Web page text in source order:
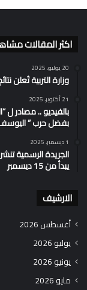
اكثر المقالات
20 يوليو، 2025
وزارة التربية تُعلن
21 أكتوبر، 2025
بالفيديو .. مصادر ل
بفضل حرب ”
1 ديسمبر، 2025
الجريدة الرسمية
يبدأ من 15 ديسمبر
الارشيف
أغسطس 2026
يوليو 2026
يونيو 2026
مايو 2026